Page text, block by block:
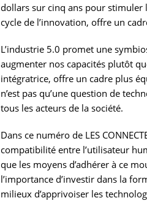
dollars sur cinq ans pour stimuler
cycle de l’innovation, offre un
L’industrie 5.0 promet une
augmenter nos capacités plutôt
intégratrice, offre un cadre plus
n’est pas qu’une question de
tous les acteurs de la société.
Dans ce numéro de LES
compatibilité entre l’utilisateur
que les moyens d’adhérer à ce
l’importance d’investir dans la
milieux d’apprivoiser les